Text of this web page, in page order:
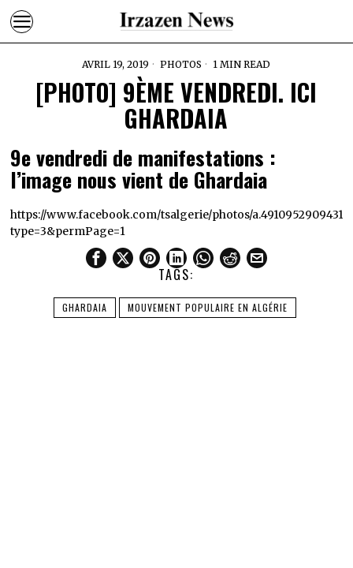
AVRIL 19, 2019 PHOTOS 1 MIN READ
[PHOTO] 9ÈME VENDREDI. ICI
GHARDAIA
9e vendredi de manifestations :
l’image nous vient de Ghardaia
https://www.facebook.com/tsalgerie/photos/
type=3&permPage=1
TAGS:
GHARDAIA MOUVEMENT POPULAIRE EN ALGÉRIE